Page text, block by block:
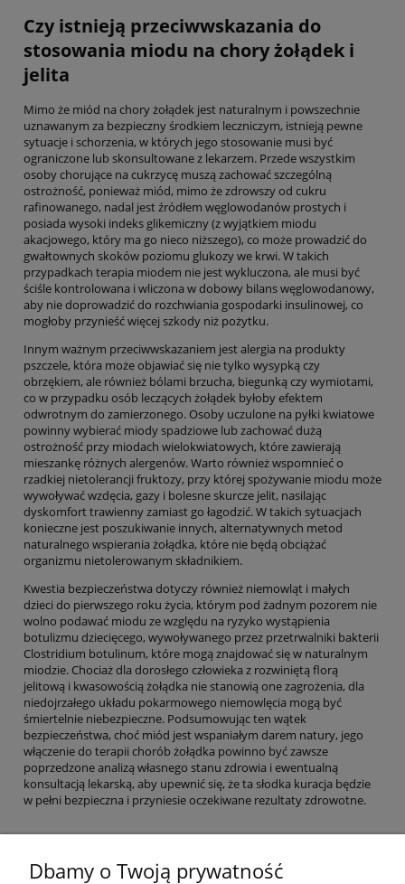
Czy istnieją przeciwwskazania do
stosowania miodu na chory żołądek i
jelita
Mimo że miód na chory żołądek jest naturalnym i powszechnie
uznawanym za bezpieczny środkiem leczniczym, istnieją pewne
sytuacje i schorzenia, w których jego stosowanie musi być
ograniczone lub skonsultowane z lekarzem. Przede wszystkim
osoby chorujące na cukrzycę muszą zachować szczególną
ostrożność, ponieważ miód, mimo że zdrowszy od cukru
rafinowanego, nadal jest źródłem węglowodanów prostych i
posiada wysoki indeks glikemiczny (z wyjątkiem miodu
akacjowego, który ma go nieco niższego), co może prowadzić do
gwałtownych skoków poziomu glukozy we krwi. W takich
przypadkach terapia miodem nie jest wykluczona, ale musi być
ściśle kontrolowana i wliczona w dobowy bilans węglowodanowy,
aby nie doprowadzić do rozchwiania gospodarki insulinowej, co
mogłoby przynieść więcej szkody niż pożytku.
Innym ważnym przeciwwskazaniem jest alergia na produkty
pszczele, która może objawiać się nie tylko wysypką czy
obrzękiem, ale również bólami brzucha, biegunką czy wymiotami,
co w przypadku osób leczących żołądek byłoby efektem
odwrotnym do zamierzonego. Osoby uczulone na pyłki kwiatowe
powinny wybierać miody spadziowe lub zachować dużą
ostrożność przy miodach wielokwiatowych, które zawierają
mieszankę różnych alergenów. Warto również wspomnieć o
rzadkiej nietolerancji fruktozy, przy której spożywanie miodu może
wywoływać wzdęcia, gazy i bolesne skurcze jelit, nasilając
dyskomfort trawienny zamiast go łagodzić. W takich sytuacjach
konieczne jest poszukiwanie innych, alternatywnych metod
naturalnego wspierania żołądka, które nie będą obciążać
organizmu nietolerowanym składnikiem.
Kwestia bezpieczeństwa dotyczy również niemowląt i małych
dzieci do pierwszego roku życia, którym pod żadnym pozorem nie
wolno podawać miodu ze względu na ryzyko wystąpienia
botulizmu dziecięcego, wywoływanego przez przetrwalniki bakterii
Clostridium botulinum, które mogą znajdować się w naturalnym
miodzie. Chociaż dla dorosłego człowieka z rozwiniętą florą
jelitową i kwasowością żołądka nie stanowią one zagrożenia, dla
niedojrzałego układu pokarmowego niemowlęcia mogą być
śmiertelnie niebezpieczne. Podsumowując ten wątek
bezpieczeństwa, choć miód jest wspaniałym darem natury, jego
włączenie do terapii chorób żołądka powinno być zawsze
poprzedzone analizą własnego stanu zdrowia i ewentualną
konsultacją lekarską, aby upewnić się, że ta słodka kuracja będzie
w pełni bezpieczna i przyniesie oczekiwane rezultaty zdrowotne.
Dbamy o Twoją prywatność